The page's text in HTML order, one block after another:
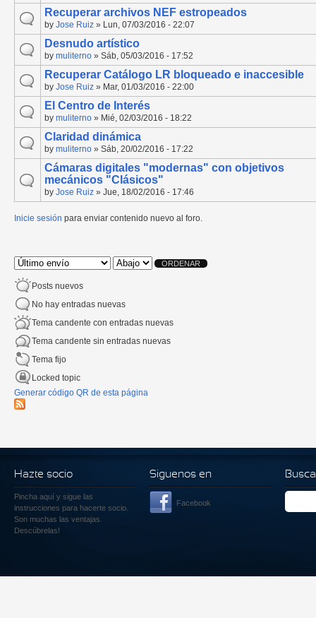
Recuperar archivos NEF estropeados
by Jose Ruiz » Lun, 07/03/2016 - 22:07
Desnudo artístico
by muliterno » Sáb, 05/03/2016 - 17:52
Recuperar Catálogo LR bloqueado e inaccesible
by Jose Ruiz » Mar, 01/03/2016 - 22:00
El Centro de Interés
by muliterno » Mié, 02/03/2016 - 18:22
Claridad dinámica
by muliterno » Sáb, 20/02/2016 - 17:22
Cámaras digitales "modernas" con objetivos
mecánicos "Clásicos"
by Jose Ruiz » Jue, 18/02/2016 - 17:46
Inicie sesión para enviar contenido nuevo al foro.
Order by Ordenar
Posts nuevos
No hay entradas nuevas
Tema candente con entradas nuevas
Tema candente sin entradas nuevas
Tema fijo
Locked topic
Generar código QR de esta página
Hazte socio
Pincha aquí y sigue las
instrucciones para hacerte socio.
Son muchas las ventajas.
Descúbrelas!
Siguenos en
Facebook